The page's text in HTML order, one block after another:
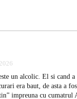
un alcolic. El si cand
era baut, de asta a
impreuna cu cumatrul